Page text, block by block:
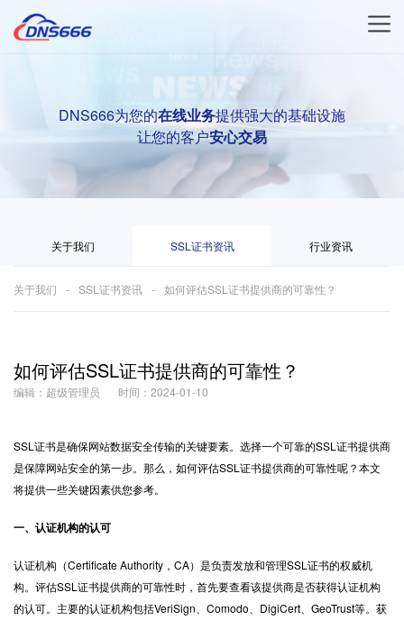
DNS666为您的在线业务提供强大的基础设施
让您的客户安心交易
关于我们 SSL证书资讯 行业资讯
关于我们 SSL证书资讯 如何评估SSL证书提供商的可靠性？
如何评估SSL证书提供商的可靠性？
编辑：超级管理员 时间：2024-01-10
SSL证书是确保网站数据安全传输的关键要素。选择一个可靠的SSL证书提供商
是保障网站安全的第一步。那么，如何评估SSL证书提供商的可靠性呢？本文
将提供一些关键因素供您参考。
一、认证机构的认可
认证机构（Certificate Authority，CA）是负责发放和管理SSL证书的权威机
构。评估SSL证书提供商的可靠性时，首先要查看该提供商是否获得认证机构
的认可。主要的认证机构包括VeriSign、Comodo、DigiCert、GeoTrust等。获